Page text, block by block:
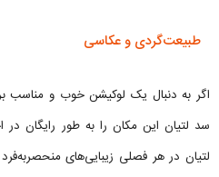
طبیعت‌گردی و عکاسی
اگر به دنبال یک لوکیشن خوب و مناسب
سد لتیان این مکان را به طور رایگان
لتیان در هر فصلی زیبایی‌های